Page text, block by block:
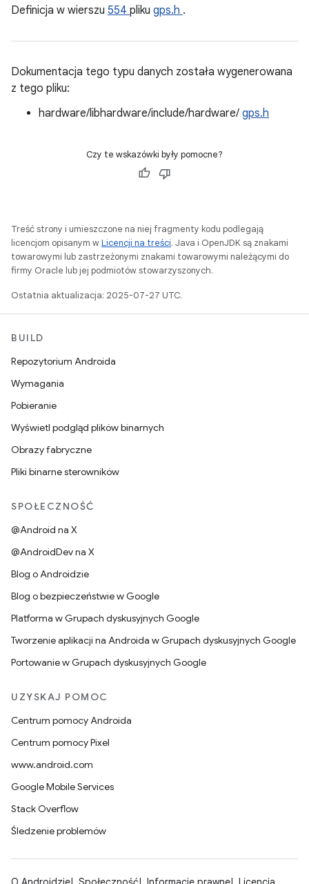
Definicja w wierszu 554 pliku gps.h .
Dokumentacja tego typu danych została wygenerowana
z tego pliku:
hardware/libhardware/include/hardware/ gps.h
Czy te wskazówki były pomocne?
Treść strony i umieszczone na niej fragmenty kodu podlegają
licencjom opisanym wLicencji na treści. Java i OpenJDK są znakami
towarowymi lub zastrzeżonymi znakami towarowymi należącymi do
firmy Oracle lub jej podmiotów stowarzyszonych.
Ostatnia aktualizacja: 2025-07-27 UTC.
BUILD
Repozytorium Androida
Wymagania
Pobieranie
Wyświetl podgląd plików binarnych
Obrazy fabryczne
Pliki binarne sterowników
SPOŁECZNOŚĆ
@Android na X
@AndroidDev na X
Blog o Androidzie
Blog o bezpieczeństwie w Google
Platforma w Grupach dyskusyjnych Google
Tworzenie aplikacji na Androida w Grupach dyskusyjnych Google
Portowanie w Grupach dyskusyjnych Google
UZYSKAJ POMOC
Centrum pomocy Androida
Centrum pomocy Pixel
www.android.com
Google Mobile Services
Stack Overflow
Śledzenie problemów